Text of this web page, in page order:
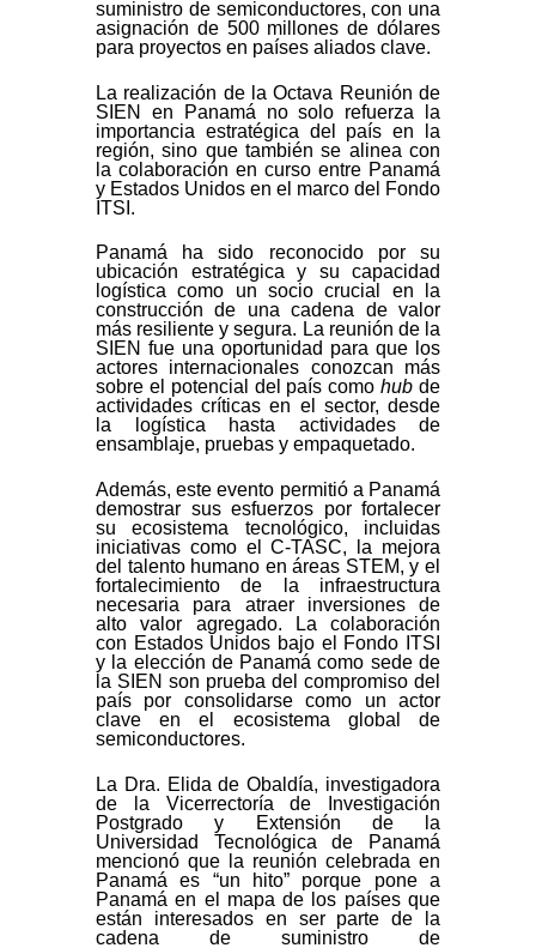
suministro de semiconductores, con una
asignación de 500 millones de dólares
para proyectos en países aliados clave.
La realización de la Octava Reunión de
SIEN en Panamá no solo refuerza la
importancia estratégica del país en la
región, sino que también se alinea con
la colaboración en curso entre Panamá
y Estados Unidos en el marco del Fondo
ITSI.
Panamá ha sido reconocido por su
ubicación estratégica y su capacidad
logística como un socio crucial en la
construcción de una cadena de valor
más resiliente y segura. La reunión de la
SIEN fue una oportunidad para que los
actores internacionales conozcan más
sobre el potencial del país comohub de
actividades críticas en el sector, desde
la logística hasta actividades de
ensamblaje, pruebas y empaquetado.
Además, este evento permitió a Panamá
demostrar sus esfuerzos por fortalecer
su ecosistema tecnológico, incluidas
iniciativas como el C-TASC, la mejora
del talento humano en áreas STEM, y el
fortalecimiento de la infraestructura
necesaria para atraer inversiones de
alto valor agregado. La colaboración
con Estados Unidos bajo el Fondo ITSI
y la elección de Panamá como sede de
la SIEN son prueba del compromiso del
país por consolidarse como un actor
clave en el ecosistema global de
semiconductores.
La Dra. Elida de Obaldía, investigadora
de la Vicerrectoría de Investigación
Postgrado y Extensión de la
Universidad Tecnológica de Panamá
mencionó que la reunión celebrada en
Panamá es “un hito” porque pone a
Panamá en el mapa de los países que
están interesados en ser parte de la
cadena de suministro de